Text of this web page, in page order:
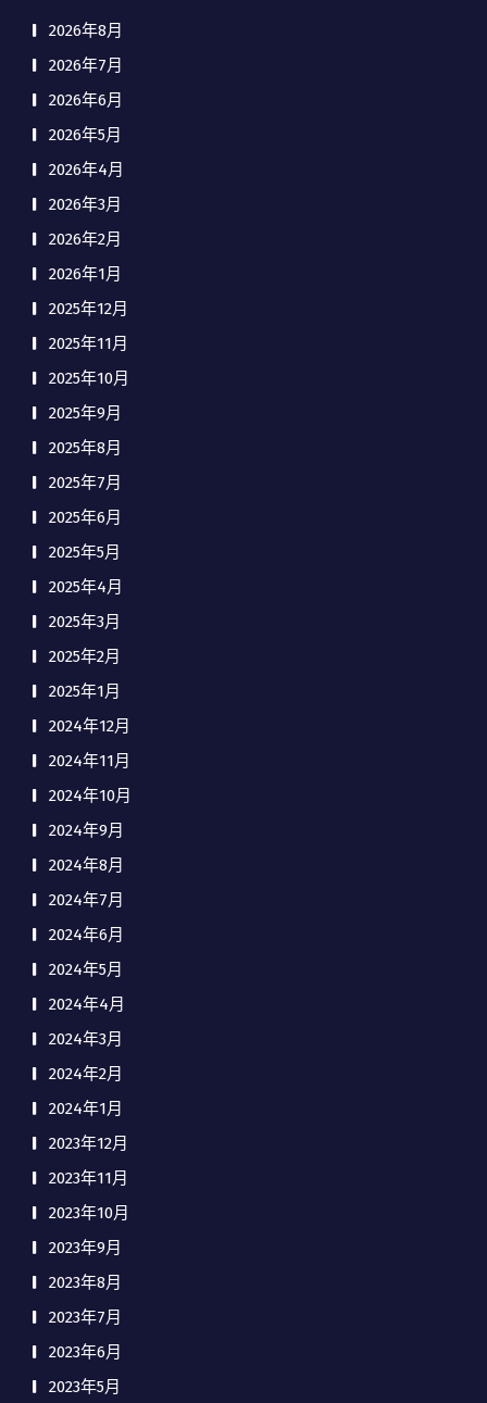
2026年8月
2026年7月
2026年6月
2026年5月
2026年4月
2026年3月
2026年2月
2026年1月
2025年12月
2025年11月
2025年10月
2025年9月
2025年8月
2025年7月
2025年6月
2025年5月
2025年4月
2025年3月
2025年2月
2025年1月
2024年12月
2024年11月
2024年10月
2024年9月
2024年8月
2024年7月
2024年6月
2024年5月
2024年4月
2024年3月
2024年2月
2024年1月
2023年12月
2023年11月
2023年10月
2023年9月
2023年8月
2023年7月
2023年6月
2023年5月